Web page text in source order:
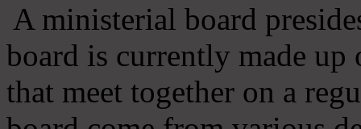
A ministerial board
board is currently made
that meet together on a